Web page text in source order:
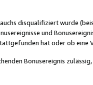
disqualifiziert wurde
und
hat oder ob eine
Bonusereignis